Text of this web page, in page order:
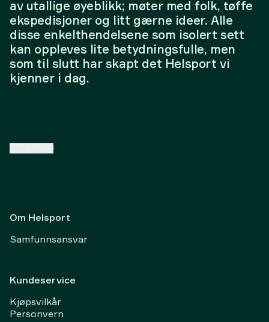
av utallige øyeblikk; møter med folk, tøffe
ekspedisjoner og litt gærne ideer. Alle
disse enkelthendelsene som isolert sett
kan oppleves lite betydningsfulle, men
som til slutt har skapt det Helsport vi
kjenner i dag.
Om Helsport
Samfunnsansvar
Kundeservice
Kjøpsvilkår
Personvern